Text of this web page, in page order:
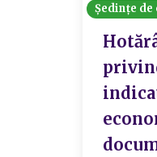
Ședințe